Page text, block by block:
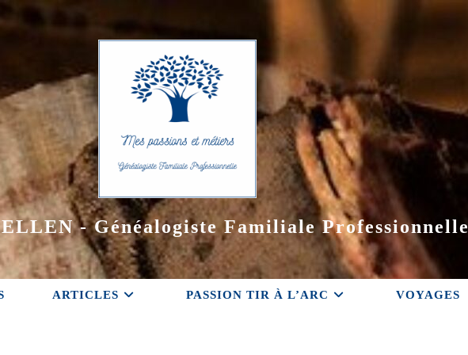
- Généalogiste Familiale Professionnelle
ARTICLES PASSION TIR À L’ARC VOYAGES